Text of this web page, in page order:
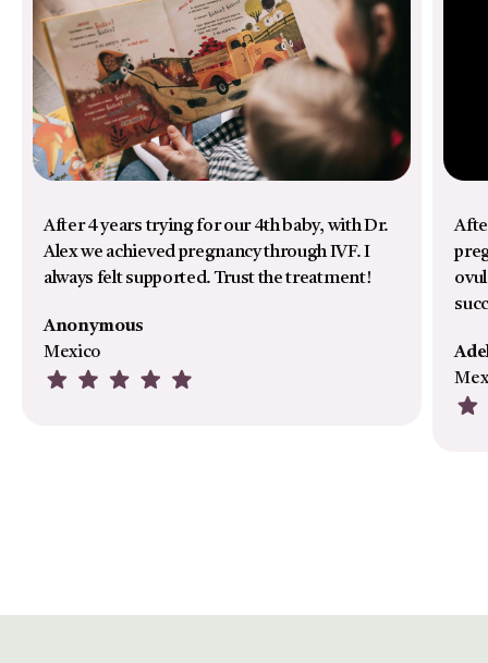
After 4 years trying for our 4th baby, with Dr.
Alex we achieved pregnancy through IVF. I
always felt supported. Trust the treatment!
Anonymous
Mexico